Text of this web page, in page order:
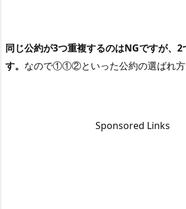
同じ公約が3つ重複するのはNGですが、
す。 なので①①②といった公約の選ばれ方
Sponsored Links